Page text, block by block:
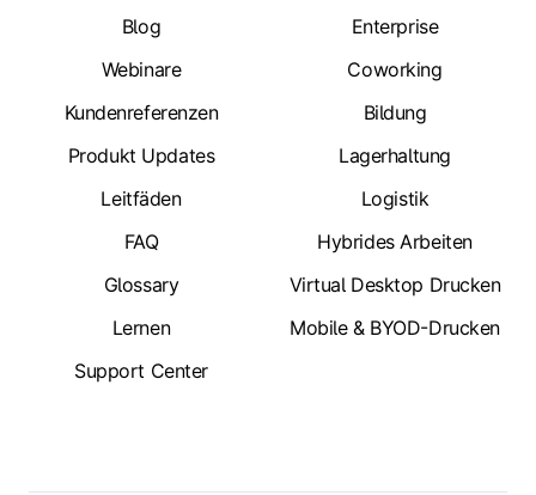
Blog
Webinare
Kundenreferenzen
Produkt Updates
Leitfäden
FAQ
Glossary
Lernen
Support Center
Enterprise
Coworking
Bildung
Lagerhaltung
Logistik
Hybrides Arbeiten
Virtual Desktop Drucken
Mobile & BYOD-Drucken